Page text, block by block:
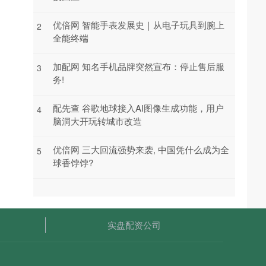
2
优倍网 智能手表发展史｜从电子玩具到腕上
全能终端
3
加配网 知名手机品牌突然宣布：停止售后服
务!
4
配先查 谷歌地球接入AI图像生成功能，用户
脑洞大开玩转城市改造
5
优倍网 三大回流强势来袭, 中国凭什么成为全
球香饽饽?
实盘配资公司